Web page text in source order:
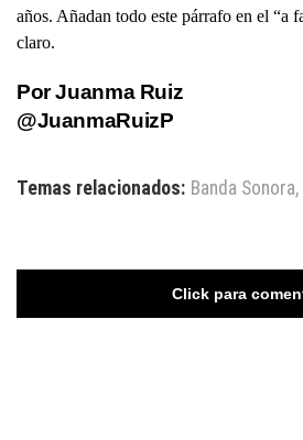
años. Añadan todo este párrafo en el “a
claro.
Por Juanma Ruiz
@JuanmaRuizP
Temas relacionados: Banda Sonora,
Click para